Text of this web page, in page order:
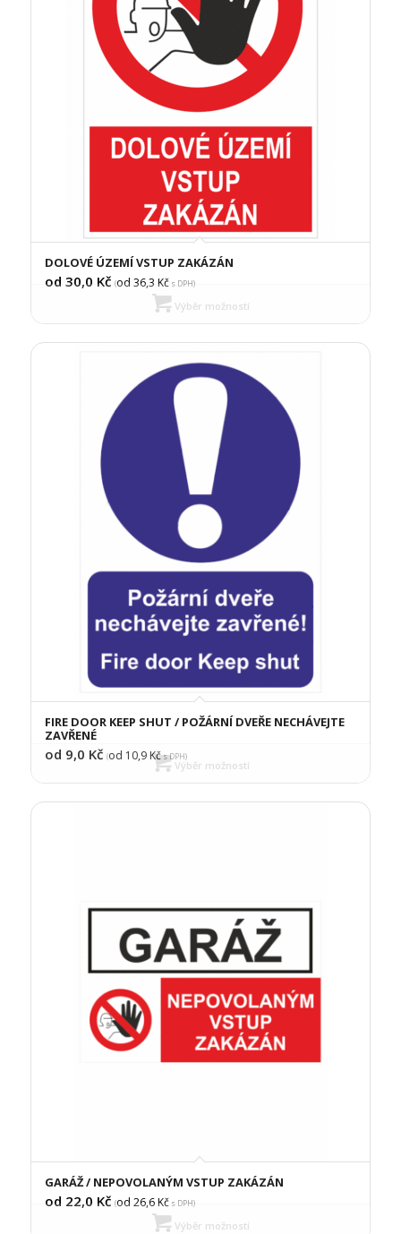
DOLOVÉ ÚZEMÍ VSTUP ZAKÁZÁN
od 30,0 Kč (od 36,3 Kčs DPH)
Výběr možností
FIRE DOOR KEEP SHUT / POŽÁRNÍ DVEŘE NECHÁVEJTE
ZAVŘENÉ
od 9,0 Kč (od 10,9Kčs DPH)
Výběr možností
GARÁŽ / NEPOVOLANÝM VSTUP ZAKÁZÁN
od 22,0 Kč (od 26,6Kčs DPH)
Výběr možností